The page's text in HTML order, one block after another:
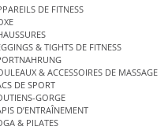
DE FITNESS
& TIGHTS DE FITNESS
& ACCESSOIRES DE MASSAGE
DE SPORT
GORGE
D’ENTRAÎNEMENT
& PILATES